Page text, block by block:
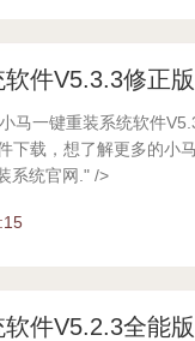
件V5.3.3修正
马一键重装系统软件
下载，想了解更多的小
系统官网." />
件V5.2.3全能